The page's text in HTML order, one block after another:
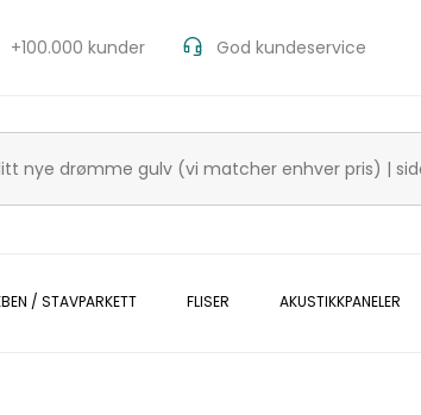
+100.000 kunder God kundeservice
/ STAVPARKETT FLISER AKUSTIKKPANELER